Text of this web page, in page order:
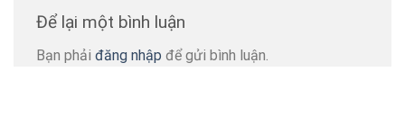
Để lại một bình luận
Bạn phải đăng nhập để gửi bình luận.